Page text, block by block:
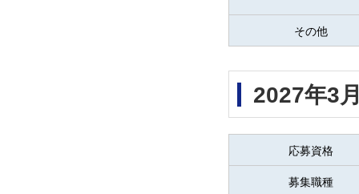
その他
2027年3
応募資格
募集職種